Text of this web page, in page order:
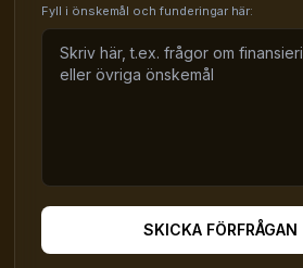
Fyll i önskemål och funderingar här:
SKICKA FÖRFRÅGAN